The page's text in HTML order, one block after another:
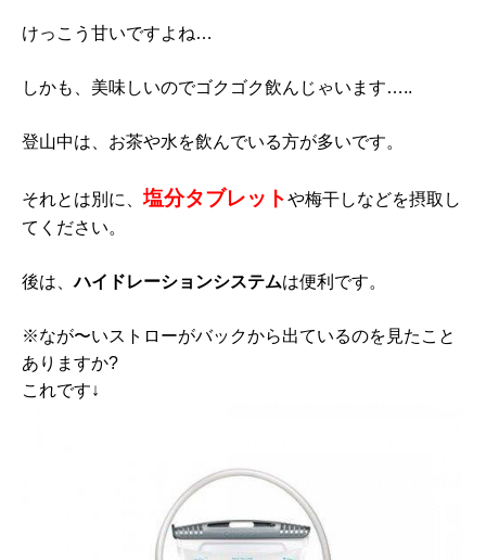
けっこう甘いですよね…
しかも、美味しいのでゴクゴク飲んじゃいます…..
登山中は、お茶や水を飲んでいる方が多いです。
それとは別に、塩分タブレットや梅干しなどを摂取し
てください。
後は、ハイドレーションシステムは便利です。
※なが〜いストローがバックから出ているのを見たこと
ありますか?
これです↓